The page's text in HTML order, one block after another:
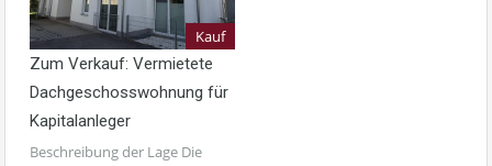
Kauf
Zum Verkauf: Vermietete
Dachgeschosswohnung für
Kapitalanleger
Beschreibung der Lage Die